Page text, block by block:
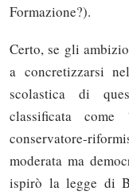
Formazione?).
Certo, se gli
a concretizzarsi
scolastica di
classificata
conservatore-
moderata ma
ispirò la legge di